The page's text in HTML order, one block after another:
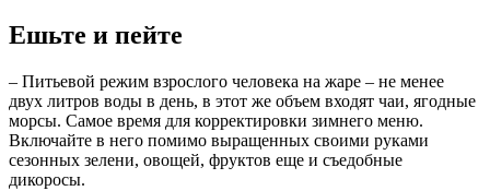
Ешьте и пейте
– Питьевой режим взрослого человека на жаре – не менее
двух литров воды в день, в этот же объем входят чаи, ягодные
морсы. Самое время для корректировки зимнего меню.
Включайте в него помимо выращенных своими руками
сезонных зелени, овощей, фруктов еще и съедобные
дикоросы.